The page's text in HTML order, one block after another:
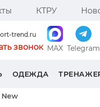
КТРУ
trend.ru
звонок MAX Telegram
ОДЕЖДА
New